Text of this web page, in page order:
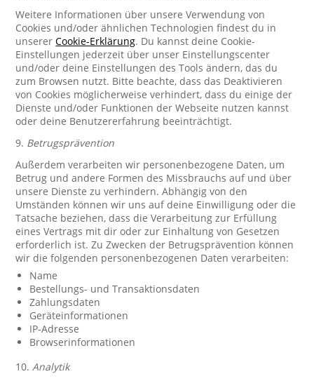
Weitere Informationen über unsere Verwendung von
Cookies und/oder ähnlichen Technologien findest du in
unsererCookie-Erklärung. Du kannst deine Cookie-
Einstellungen jederzeit über unser Einstellungscenter
und/oder deine Einstellungen des Tools ändern, das du
zum Browsen nutzt. Bitte beachte, dass das Deaktivieren
von Cookies möglicherweise verhindert, dass du einige der
Dienste und/oder Funktionen der Webseite nutzen kannst
oder deine Benutzererfahrung beeinträchtigt.
9. Betrugsprävention
Außerdem verarbeiten wir personenbezogene Daten, um
Betrug und andere Formen des Missbrauchs auf und über
unsere Dienste zu verhindern. Abhängig von den
Umständen können wir uns auf deine Einwilligung oder die
Tatsache beziehen, dass die Verarbeitung zur Erfüllung
eines Vertrags mit dir oder zur Einhaltung von Gesetzen
erforderlich ist. Zu Zwecken der Betrugsprävention können
wir die folgenden personenbezogenen Daten verarbeiten:
Name
Bestellungs- und Transaktionsdaten
Zahlungsdaten
Geräteinformationen
IP-Adresse
Browserinformationen
10.Analytik